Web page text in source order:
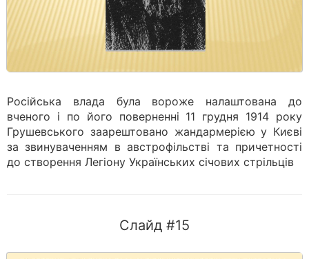
Російська влада була вороже налаштована до
вченого і по його поверненні 11 грудня 1914 року
Грушевського заарештовано жандармерією у Києві
за звинуваченням в австрофільстві та причетності
до створення Легіону Українських січових стрільців
Слайд #15